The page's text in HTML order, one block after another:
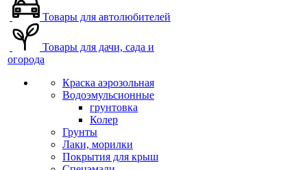
Товары для автолюбителей
Товары для дачи, сада и
огорода
Краска аэрозольная
Водоэмульсионные
грунтовка
Колер
Грунты
Лаки, морилки
Покрытия для крыш